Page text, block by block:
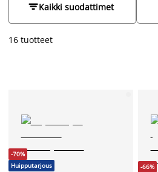
Kaikki suodattimet
16 tuotteet
-70%
Huipputarjous
-66%